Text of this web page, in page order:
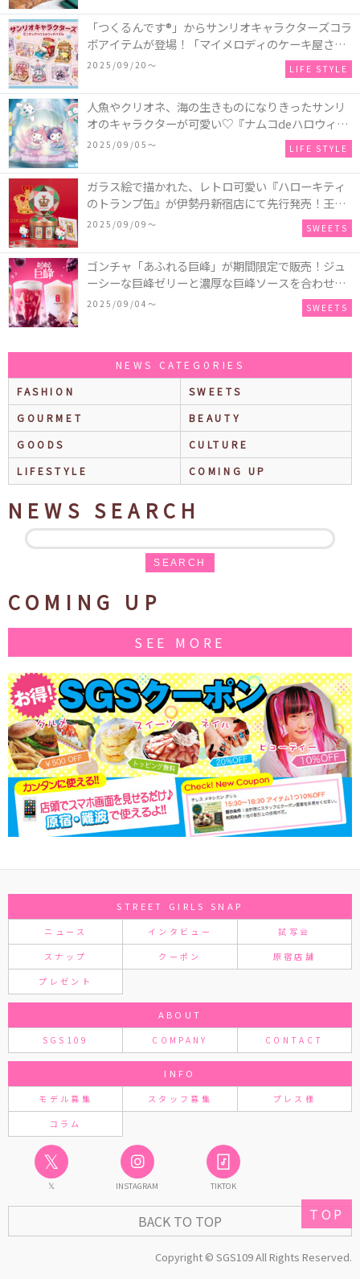
「つくるんです®」からサンリオキャラクターズコラ
ボアイテムが登場！「マイメロディのケーキ屋さ
ん」などミニチュアハウス8種類と、「シナモロール
のメリーゴーランド」などオルゴールで動く仕掛け
付きのウッドパズル2種類♪
2025/09/20〜 LIFE STYLE
人魚やクリオネ、海の生きものになりきったサンリ
オのキャラクターが可愛い♡『ナムコdeハロウィン
2025～マーメイドファンタジー～』全国のアミュー
ズメント施設「ナムコ」「ナムコオンラインクレー
ン」で開催！
2025/09/05〜 LIFE STYLE
ガラス絵で描かれた、レトロ可愛い『ハローキティ
のトランプ缶』が伊勢丹新宿店にて先行発売！王冠
キティのフィギュア、キティトランプのステッカー
2025/09/09〜 SWEETS
ゴンチャ「あふれる巨峰」が期間限定で販売！ジュ
ーシーな巨峰ゼリーと濃厚な巨峰ソースを合わせた
ミルクティー、ティーエード、ジェラッティー、ス
2025/09/04〜 SWEETS
NEWS CATEGORIES
FASHION
SWEETS
GOURMET
BEAUTY
GOODS
CULTURE
LIFESTYLE
COMING UP
NEWS SEARCH
SEARCH
COMING UP
SEE MORE
STREET GIRLS SNAP
ニュース インタビュー 試写会
スナップ クーポン 原宿店舗
プレゼント
ABOUT
SGS109 COMPANY CONTACT
INFO
モデル募集 スタッフ募集 プレス様
コラム
𝕏
𝕏 INSTAGRAM TIKTOK
BACK TO TOP
Copyright © SGS109 All Rights Reserved.
TOP